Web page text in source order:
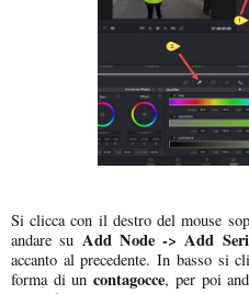
Si clicca con il destro del mouse
andare su Add Node -> Add
accanto al precedente. In basso si
forma di uncontagocce, per poi